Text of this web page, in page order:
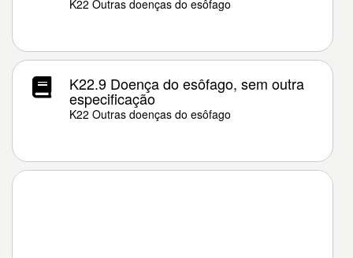
K22 Outras doenças do esôfago
K22.9 Doença do esôfago, sem outra
especificação
K22 Outras doenças do esôfago